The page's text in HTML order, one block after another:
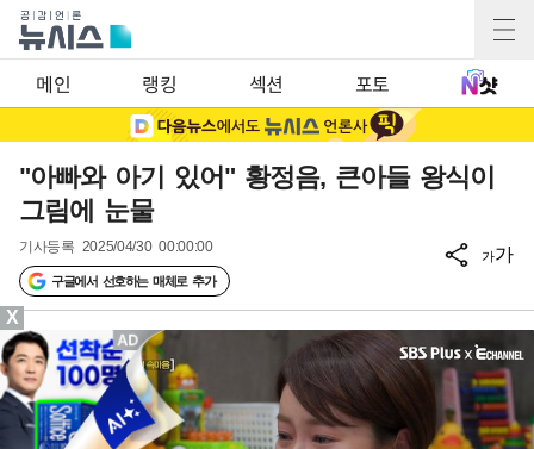
메인 랭킹 섹션 포토
"아빠와 아기 있어" 황정음, 큰아들 왕식이
그림에 눈물
기사등록 2025/04/30 00:00:00
구글에서 선호하는 매체로 추가
가가
X